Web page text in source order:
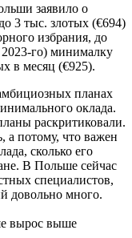
заявило о
3 тыс. злотых (€694)
избрания, до
2023-го) минималку
в месяц (€925).
планах
оклада.
раскритиковали.
а потому, что важен
сколько его
В Польше сейчас
специалистов,
довольно много.
вырос выше